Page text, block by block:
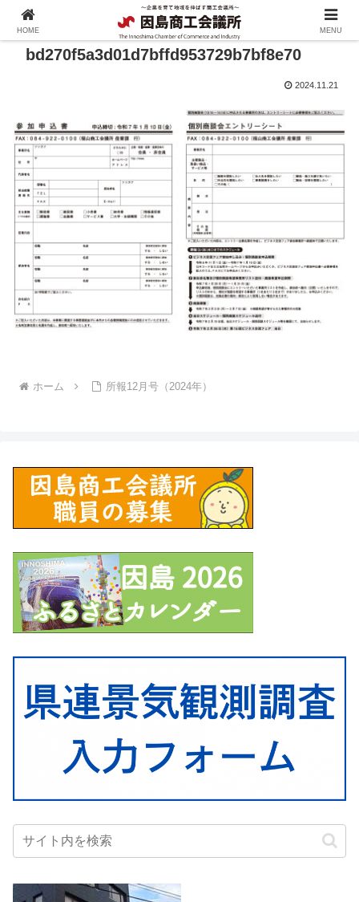
bd270f5a3d01d7bffd953729b7bf8e70
2024.11.21
ホーム 所報12月号（2024年）
HOME MENU